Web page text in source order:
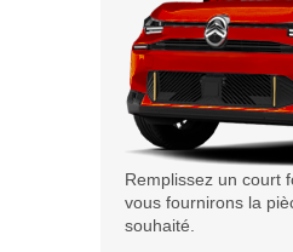
Remplissez un court
vous fournirons la
souhaité.